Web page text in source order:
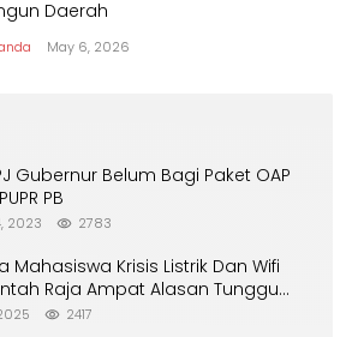
Daerah
May 6, 2026
Gubernur Belum Bagi Paket OAP
PB
2023 2783
Mahasiswa Krisis Listrik Dan Wifi
Raja Ampat Alasan Tunggu
2417